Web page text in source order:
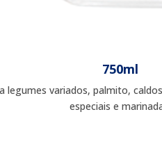
750ml
legumes variados, palmito,
especiais e